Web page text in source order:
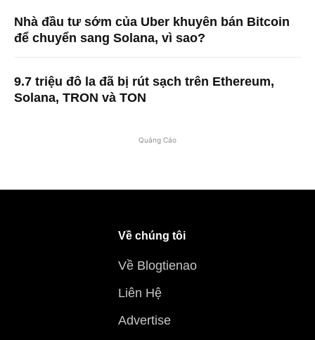
Nhà đầu tư sớm của Uber khuyên bán Bitcoin
để chuyển sang Solana, vì sao?
9.7 triệu đô la đã bị rút sạch trên Ethereum,
Solana, TRON và TON
Quảng Cáo
Về chúng tôi
Về Blogtienao
Liên Hệ
Advertise